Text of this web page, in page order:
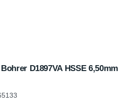
D1897VA HSSE 6,50mm